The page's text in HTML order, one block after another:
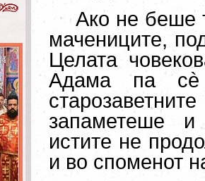
Ако не беше
мачениците,
Целата
Адама па
запаметеше и
истите не
и во споменот